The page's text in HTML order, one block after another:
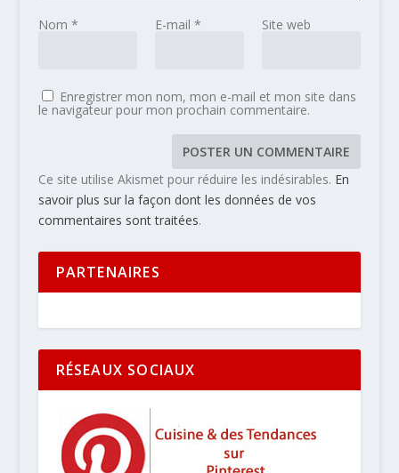
Nom * E-mail * Site web
Enregistrer mon nom, mon e-mail et mon site dans
le navigateur pour mon prochain commentaire.
Ce site utilise Akismet pour réduire les indésirables. En
savoir plus sur la façon dont les données de vos
commentaires sont traitées.
PARTENAIRES
RÉSEAUX SOCIAUX